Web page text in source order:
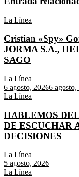
La Línea
Cristian «Spy»
JORMA S.A.,
SAGO
La Línea
6 agosto, 20266 agosto,
La Línea
HABLEMOS
DE ESCUCHAR
DECISIONES
La Línea
5 agosto, 2026
La Línea